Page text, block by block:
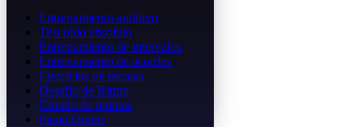
Entrenamiento auditivo
Test oído absoluto
Entrenamiento de intervalos
Entrenamiento de acordes
Ejercicios de escalas
Desafío de Ritmo
Círculo de quintas
Piano Online